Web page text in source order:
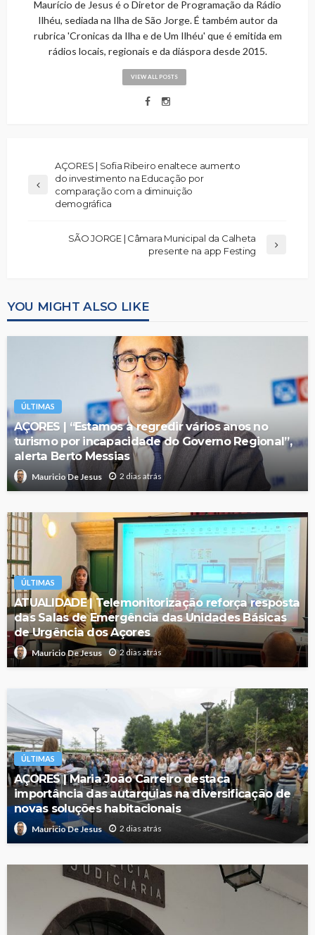
Maurício de Jesus é o Diretor de Programação da Rádio
Ilhéu, sediada na Ilha de São Jorge. É também autor da
rubrica 'Cronicas da Ilha e de Um Ilhéu' que é emitida em
rádios locais, regionais e da diáspora desde 2015.
VIEW ALL POSTS
AÇORES | Sofia Ribeiro enaltece aumento
do investimento na Educação por
comparação com a diminuição
demográfica
SÃO JORGE | Câmara Municipal da Calheta
presente na app Festing
YOU MIGHT ALSO LIKE
ÚLTIMAS
AÇORES | “Estamos a regredir vários anos no
turismo por incapacidade do Governo Regional”,
alerta Berto Messias
Mauricio De Jesus 2 dias atrás
ÚLTIMAS
ATUALIDADE | Telemonitorização reforça resposta
das Salas de Emergência das Unidades Básicas
de Urgência dos Açores
Mauricio De Jesus 2 dias atrás
ÚLTIMAS
AÇORES | Maria João Carreiro destaca
importância das autarquias na diversificação de
novas soluções habitacionais
Mauricio De Jesus 2 dias atrás